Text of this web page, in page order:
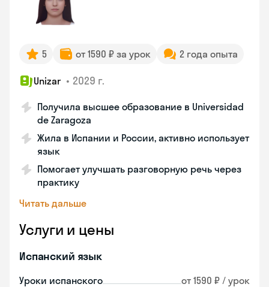
5 от 1590 ₽ за урок 2 года опыта
Unizar • 2029 г.
Получила высшее образование в Universidad
de Zaragoza
Жила в Испании и России, активно использует
язык
Помогает улучшать разговорную речь через
практику
Читать дальше
Услуги и цены
Испанский язык
Уроки испанского от 1590 ₽ / урок